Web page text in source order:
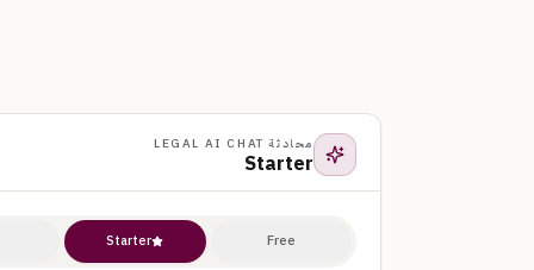
محادثة LEGAL AI CHAT
Starter
Free
Starter
—الأكثر شعبية